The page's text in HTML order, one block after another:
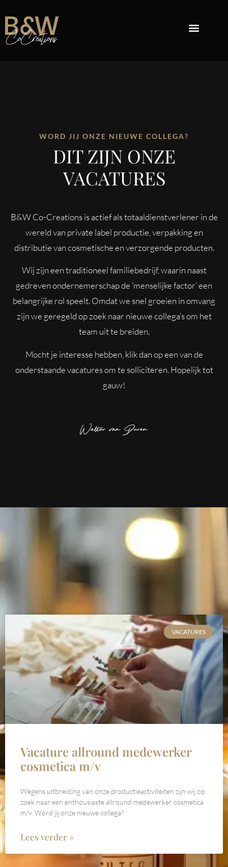
WORD JIJ ONZE NIEUWE COLLEGA?
DIT ZIJN ONZE
VACATURES
B&W Co-Creations is actief als totaaldienstverlener in de
wereld van private label productie, verpakking en
distributie van cosmetische en verzorgende producten.
Wij zijn een traditioneel familiebedrijf, waarin naast
gedreven ondernemerschap de ‘menselijke factor’ een
belangrijke rol speelt. Omdat we snel groeien in omvang
zijn we geregeld op zoek naar nieuwe collega’s om het
team uit te breiden.
Mocht je interesse hebben, klik dan op een van de
onderstaande vacatures om te solliciteren. Hopelijk tot
gauw!
VACATURES
Vacature allround medewerker
cosmetica m/v
Wegens uitbreiding van onze productieactiviteiten zijn wij op
zoek naar een enthousiaste allround medewerker cosmetica
m/v. Word jij onze nieuwe collega?
Lees verder »